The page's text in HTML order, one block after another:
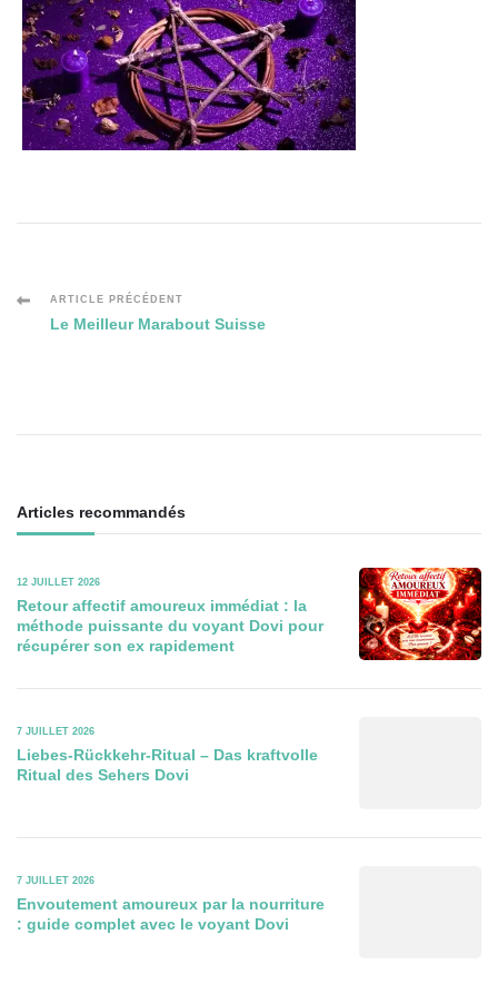
Navigation
ARTICLE PRÉCÉDENT
Le Meilleur Marabout Suisse
Articles recommandés
12 JUILLET 2026
Retour affectif amoureux immédiat : la
méthode puissante du voyant Dovi pour
récupérer son ex rapidement
7 JUILLET 2026
Liebes-Rückkehr-Ritual – Das kraftvolle
Ritual des Sehers Dovi
7 JUILLET 2026
Envoutement amoureux par la nourriture
: guide complet avec le voyant Dovi